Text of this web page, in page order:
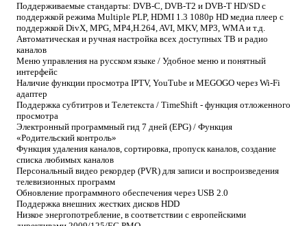
Поддерживаемые стандарты: DVB-C, DVB-T2 и DVB-T HD/SD с
поддержкой режима Multiple PLP, HDMI 1.3 1080p HD медиа плеер с
поддержкой DivX, MPG, MP4,H.264, AVI, MKV, MP3, WMA и т.д.
Автоматическая и ручная настройка всех доступных ТВ и радио
каналов
Меню управления на русском языке / Удобное меню и понятный
интерфейс
Наличие функции просмотра IPTV, YouTube и MEGOGO через Wi-Fi
адаптер
Поддержка субтитров и Телетекста / TimeShift - функция отложенного
просмотра
Электронный программный гид 7 дней (EPG) / Функция
«Родительский контроль»
Функция удаления каналов, сортировка, пропуск каналов, создание
списка любимых каналов
Персональный видео рекордер (PVR) для записи и воспроизведения
телевизионных программ
Обновление программного обеспечения через USB 2.0
Поддержка внешних жестких дисков HDD
Низкое энергопотребление, в соответствии с европейскими